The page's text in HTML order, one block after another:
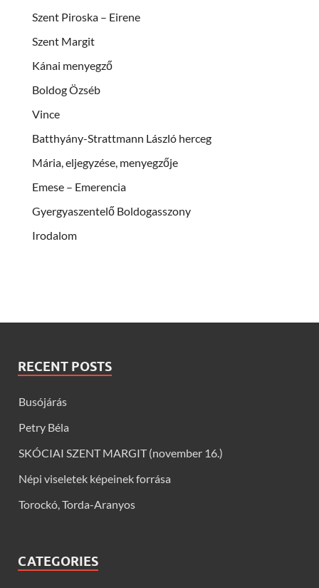
Szent Piroska – Eirene
Szent Margit
Kánai menyegző
Boldog Özséb
Vince
Batthyány-Strattmann László herceg
Mária, eljegyzése, menyegzője
Emese – Emerencia
Gyergyaszentelő Boldogasszony
Irodalom
RECENT POSTS
Busójárás
Petry Béla
SKÓCIAI SZENT MARGIT (november 16.)
Népi viseletek képeinek forrása
Torockó, Torda-Aranyos
CATEGORIES